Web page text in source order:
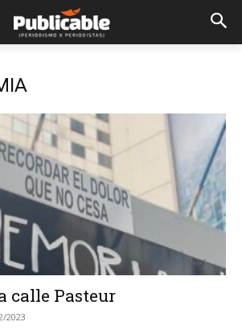
calle Pasteur
2023